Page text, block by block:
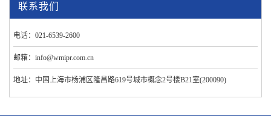
联系我们
电话：021-6539-2600
邮箱：info@wmipr.com.cn
地址：中国上海市杨浦区隆昌路619号城市概念2号楼B21室(200090)